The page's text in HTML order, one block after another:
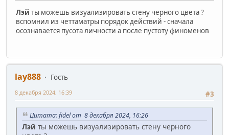
Лэй ты можешь визуализировать стену черного цвета ?
вспомнил из четтаматры порядок действий - сначала
осознавается пусота личности а после пустоту финоменов
lay888
Гость
#3
8 декабря 2024, 16:39
Цитата: fidel от 8 декабря 2024, 16:26
Лэй ты можешь визуализировать стену черного